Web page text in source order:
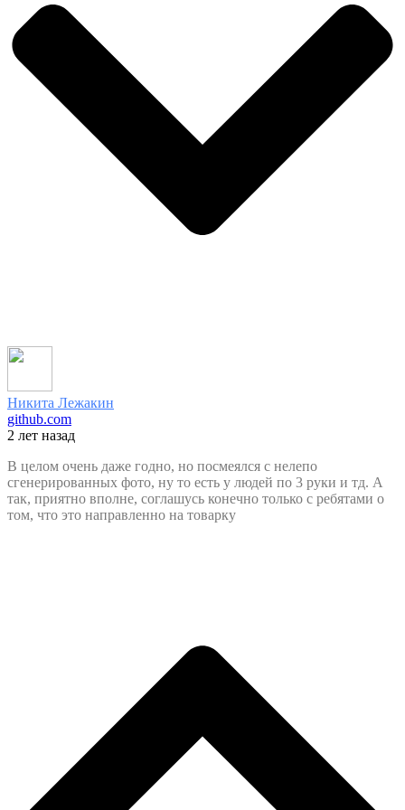
Никита Лежакин
github.com
2 лет назад
В целом очень даже годно, но посмеялся с нелепо
сгенерированных фото, ну то есть у людей по 3 руки и тд. А
так, приятно вполне, соглашусь конечно только с ребятами о
том, что это направленно на товарку